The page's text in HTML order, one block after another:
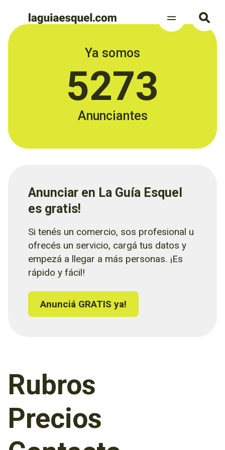
Ya somos
5273
Anunciantes
Anunciar en La Guía Esquel
es gratis!
Si tenés un comercio, sos profesional u
ofrecés un servicio, cargá tus datos y
empezá a llegar a más personas. ¡Es
rápido y fácil!
Anunciá GRATIS ya!
Rubros
Precios